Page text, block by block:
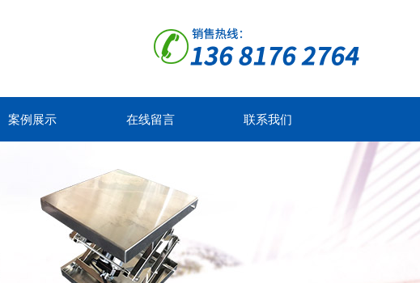
案例展示 在线留言 联系我们